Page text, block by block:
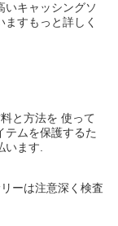
いキャッシングソ
すもっと詳しく
と方法を 使って
テムを保護するた
ます.
ーは注意深く検査